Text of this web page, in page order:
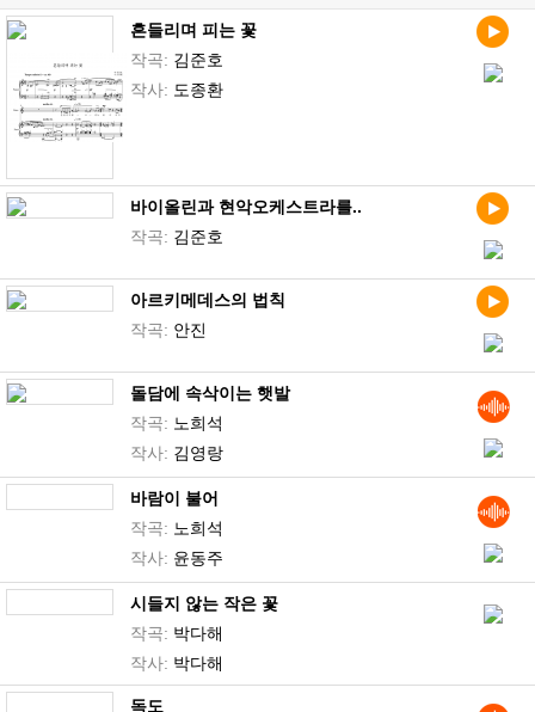
흔들리며 피는 꽃
작곡: 김준호
작사: 도종환
바이올린과 현악오케스트라를..
작곡: 김준호
아르키메데스의 법칙
작곡: 안진
돌담에 속삭이는 햇발
작곡: 노희석
작사: 김영랑
바람이 불어
작곡: 노희석
작사: 윤동주
시들지 않는 작은 꽃
작곡: 박다해
작사: 박다해
독도